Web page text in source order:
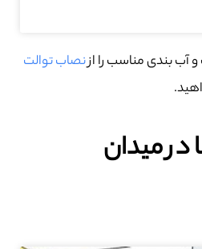
بندی مناسب را ازنصاب توالت
در میدان